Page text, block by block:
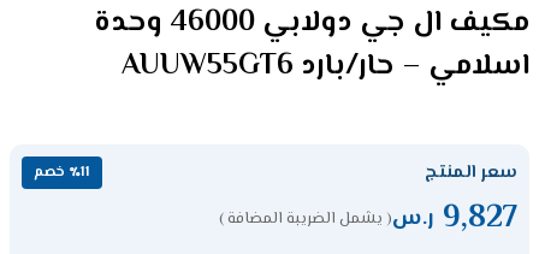
مكيف ال جي دولابي 46000 وحدة
اسلامي – حار/بارد AUUW55GT6
سعر المنتج ٪11 خصم
9,827 ر.س( يشمل الضريبة المضافة )